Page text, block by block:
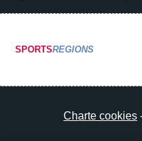
SPORTSREGIONS
Charte cookies